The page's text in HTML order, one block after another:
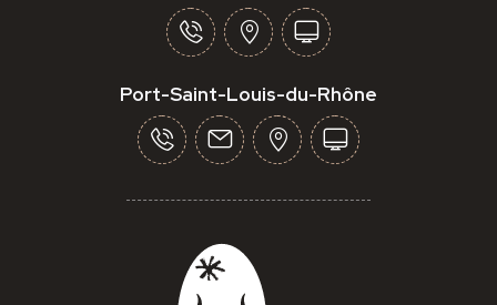
Port-Saint-Louis-du-Rhône